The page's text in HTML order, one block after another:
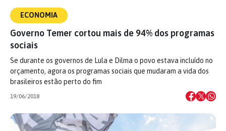
ECONOMIA
Governo Temer cortou mais de 94% dos programas
sociais
Se durante os governos de Lula e Dilma o povo estava incluído no
orçamento, agora os programas sociais que mudaram a vida dos
brasileiros estão perto do fim
19/06/2018